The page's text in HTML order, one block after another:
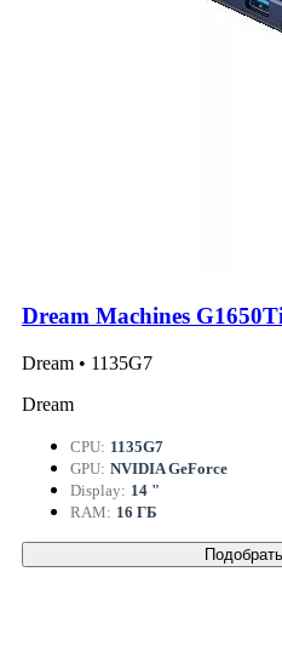
Dream Machines
Dream • 1135G7
Dream
CPU: 1135G7
GPU: NVIDIA GeForce
Display: 14 "
RAM: 16 ГБ